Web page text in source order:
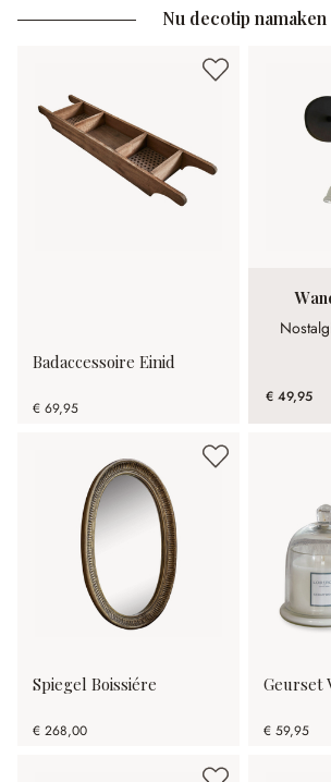
Nu decotip namaken
Badaccessoire Einid
€ 69,95
€ 49,95
Spiegel Boissiére
€ 268,00
Geurset
€ 59,95